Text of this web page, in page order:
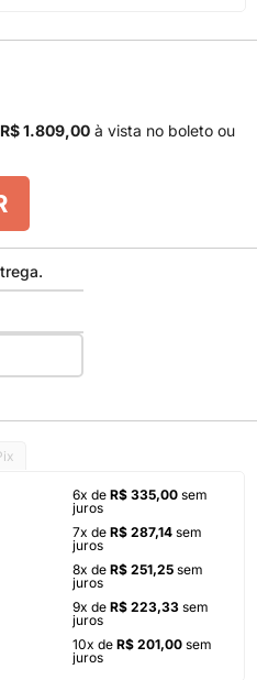
R$ 1.809,00 à vista no boleto ou
6x de R$ 335,00 sem
juros
7x de R$ 287,14 sem
juros
8x de R$ 251,25 sem
juros
9x de R$ 223,33 sem
juros
10x de R$ 201,00 sem
juros